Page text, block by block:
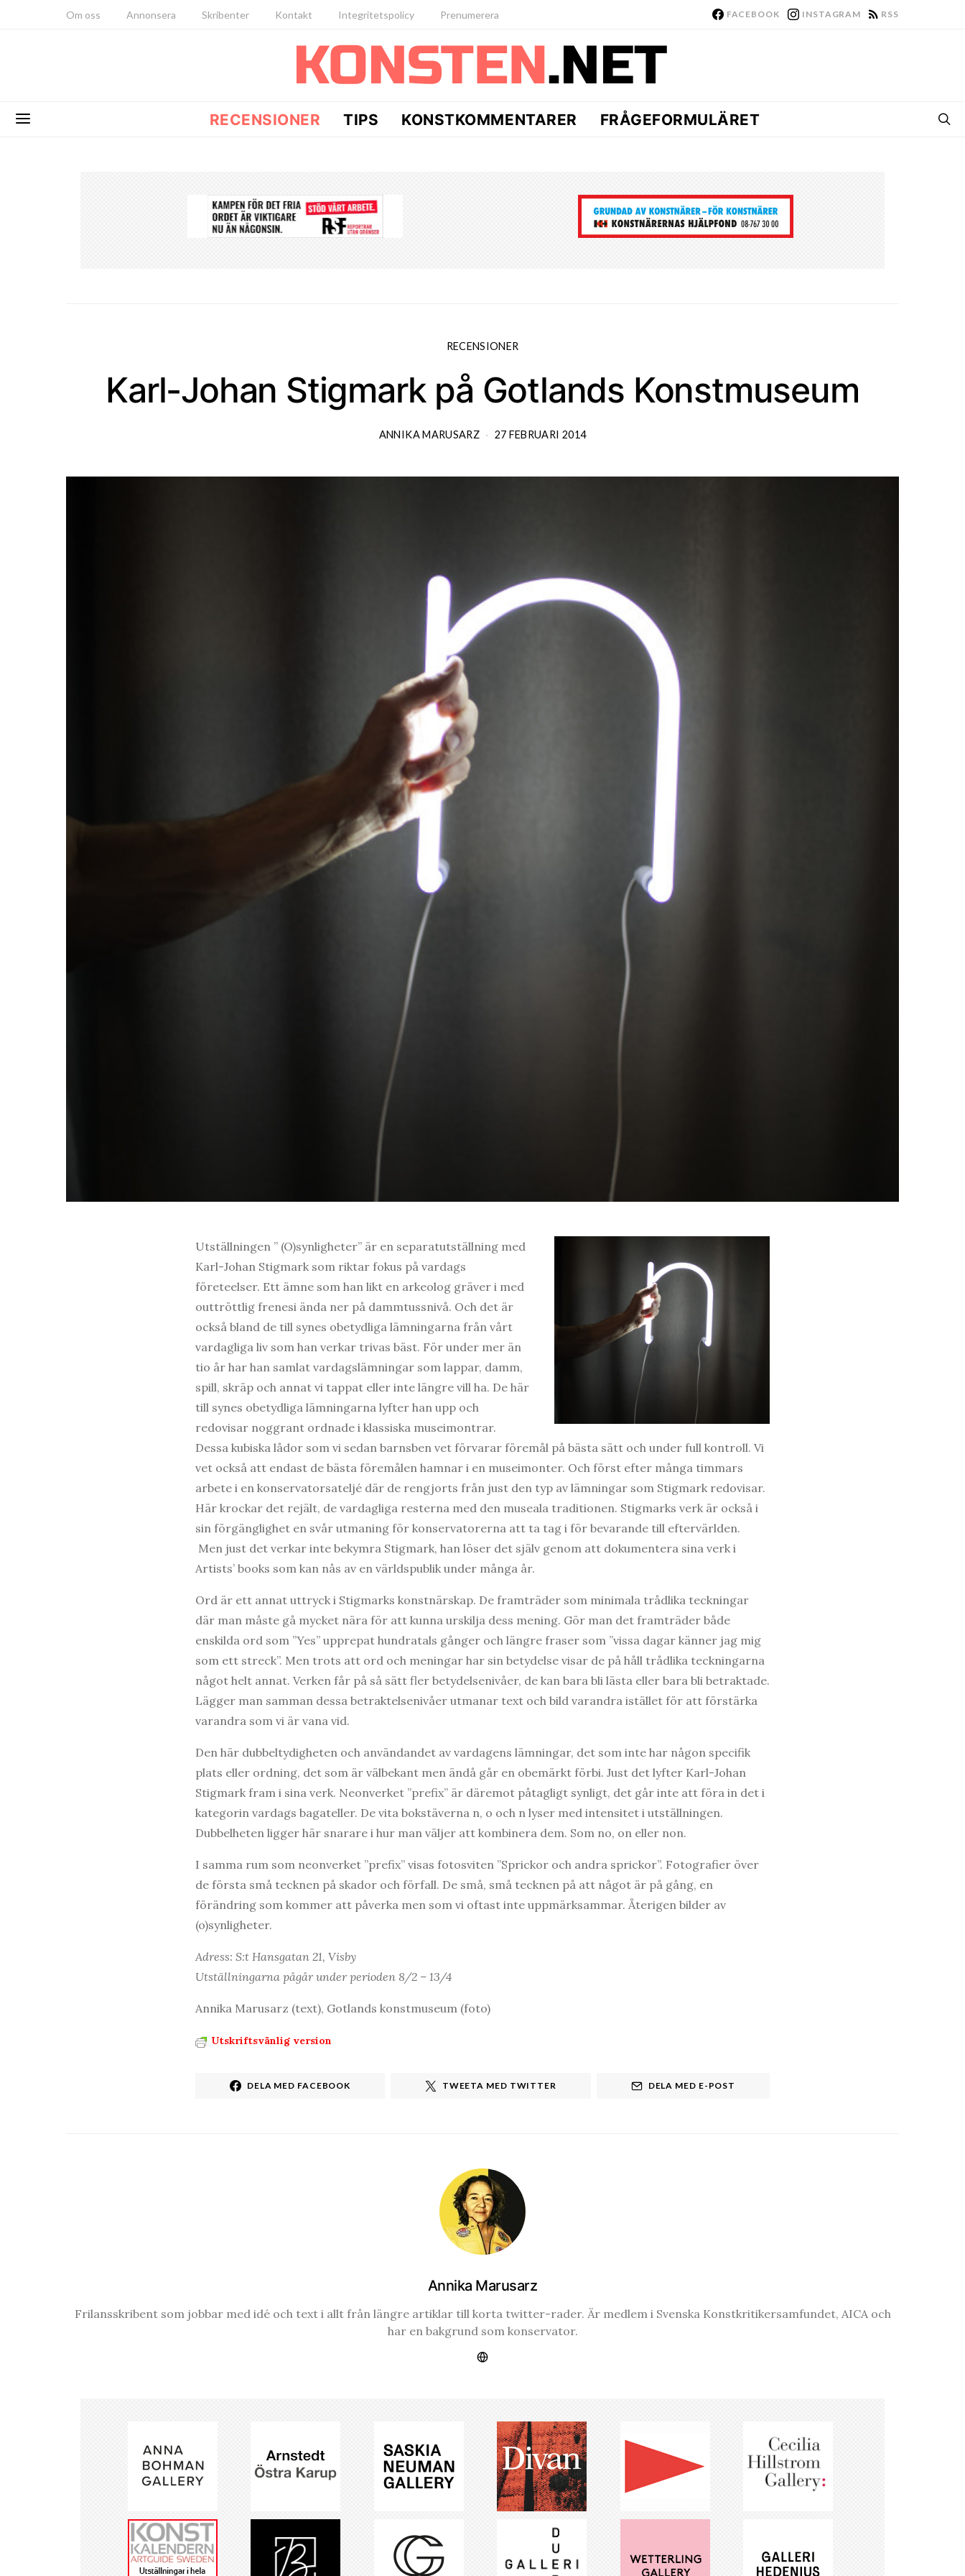
Om oss Annonsera Skribenter Kontakt Integritetspolicy Prenumerera FACEBOOK INSTAGRAM RSS
RECENSIONER TIPS KONSTKOMMENTARER FRÅGEFORMULÄRET
RECENSIONER
Karl-Johan Stigmark på Gotlands Konstmuseum
ANNIKA MARUSARZ 27 FEBRUARI 2014
Utställningen ” (O)synligheter” är en separatutställning med
Karl-Johan Stigmark som riktar fokus på vardags
företeelser. Ett ämne som han likt en arkeolog gräver i med
outtröttlig frenesi ända ner på dammtussnivå. Och det är
också bland de till synes obetydliga lämningarna från vårt
vardagliga liv som han verkar trivas bäst. För under mer än
tio år har han samlat vardagslämningar som lappar, damm,
spill, skräp och annat vi tappat eller inte längre vill ha. De här
till synes obetydliga lämningarna lyfter han upp och
redovisar noggrant ordnade i klassiska museimontrar.
Dessa kubiska lådor som vi sedan barnsben vet förvarar föremål på bästa sätt och under full kontroll. Vi
vet också att endast de bästa föremålen hamnar i en museimonter. Och först efter många timmars
arbete i en konservatorsateljé där de rengjorts från just den typ av lämningar som Stigmark redovisar.
Här krockar det rejält, de vardagliga resterna med den museala traditionen. Stigmarks verk är också i
sin förgänglighet en svår utmaning för konservatorerna att ta tag i för bevarande till eftervärlden.
Men just det verkar inte bekymra Stigmark, han löser det själv genom att dokumentera sina verk i
Artists’ books som kan nås av en världspublik under många år.
Ord är ett annat uttryck i Stigmarks konstnärskap. De framträder som minimala trådlika teckningar
där man måste gå mycket nära för att kunna urskilja dess mening. Gör man det framträder både
enskilda ord som ”Yes” upprepat hundratals gånger och längre fraser som ”vissa dagar känner jag mig
som ett streck”. Men trots att ord och meningar har sin betydelse visar de på håll trådlika teckningarna
något helt annat. Verken får på så sätt fler betydelsenivåer, de kan bara bli lästa eller bara bli betraktade.
Lägger man samman dessa betraktelsenivåer utmanar text och bild varandra istället för att förstärka
varandra som vi är vana vid.
Den här dubbeltydigheten och användandet av vardagens lämningar, det som inte har någon specifik
plats eller ordning, det som är välbekant men ändå går en obemärkt förbi. Just det lyfter Karl-Johan
Stigmark fram i sina verk. Neonverket ”prefix” är däremot påtagligt synligt, det går inte att föra in det i
kategorin vardags bagateller. De vita bokstäverna n, o och n lyser med intensitet i utställningen.
Dubbelheten ligger här snarare i hur man väljer att kombinera dem. Som no, on eller non.
I samma rum som neonverket ”prefix” visas fotosviten ”Sprickor och andra sprickor”. Fotografier över
de första små tecknen på skador och förfall. De små, små tecknen på att något är på gång, en
förändring som kommer att påverka men som vi oftast inte uppmärksammar. Återigen bilder av
(o)synligheter.
Adress: S:t Hansgatan 21, Visby
Utställningarna pågår under perioden 8/2 – 13/4
Annika Marusarz (text), Gotlands konstmuseum (foto)
Utskriftsvänlig version
DELA MED FACEBOOK TWEETA MED TWITTER DELA MED E-POST
Annika Marusarz
Frilansskribent som jobbar med idé och text i allt från längre artiklar till korta twitter-rader. Är medlem i Svenska Konstkritikersamfundet, AICA och
har en bakgrund som konservator.